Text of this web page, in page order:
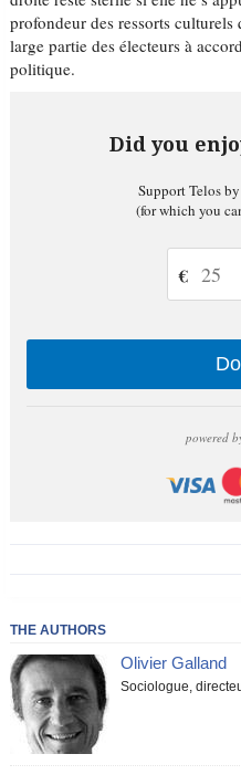
profondeur des ressorts
large partie des électeurs à
politique.
Did you
Support Telos
(for which you
€
powered
THE AUTHORS
Olivier Galland
Sociologue,